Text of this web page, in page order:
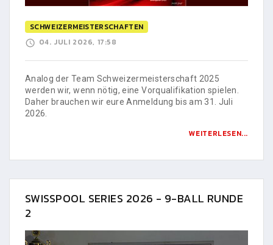
SCHWEIZERMEISTERSCHAFTEN
04. JULI 2026, 17:58
Analog der Team Schweizermeisterschaft 2025
werden wir, wenn nötig, eine Vorqualifikation spielen.
Daher brauchen wir eure Anmeldung bis am 31. Juli
2026.
WEITERLESEN...
SWISSPOOL SERIES 2026 - 9-BALL RUNDE
2